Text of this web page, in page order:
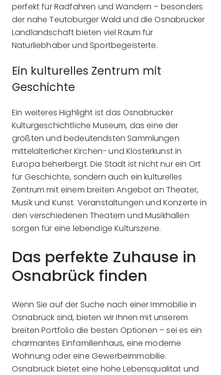
perfekt für Radfahren und Wandern – besonders
der nahe Teutoburger Wald und die Osnabrücker
Landlandschaft bieten viel Raum für
Naturliebhaber und Sportbegeisterte.
Ein kulturelles Zentrum mit
Geschichte
Ein weiteres Highlight ist das Osnabrücker
Kulturgeschichtliche Museum, das eine der
größten und bedeutendsten Sammlungen
mittelalterlicher Kirchen- und Klosterkunst in
Europa beherbergt. Die Stadt ist nicht nur ein Ort
für Geschichte, sondern auch ein kulturelles
Zentrum mit einem breiten Angebot an Theater,
Musik und Kunst. Veranstaltungen und Konzerte in
den verschiedenen Theatern und Musikhallen
sorgen für eine lebendige Kulturszene.
Das perfekte Zuhause in
Osnabrück finden
Wenn Sie auf der Suche nach einer Immobilie in
Osnabrück sind, bieten wir Ihnen mit unserem
breiten Portfolio die besten Optionen – sei es ein
charmantes Einfamilienhaus, eine moderne
Wohnung oder eine Gewerbeimmobilie.
Osnabrück bietet eine hohe Lebensqualität und